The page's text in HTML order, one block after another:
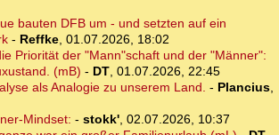
bauten DFB um - und setzten auf ein
- Reffke, 01.07.2026, 18:02
Priorität der "Mann"schaft und der "Männer":
(mB) - DT, 01.07.2026, 22:45
als Analogie zu unserem Land. - Plancius,
Mindset: - stokk', 02.07.2026, 10:37